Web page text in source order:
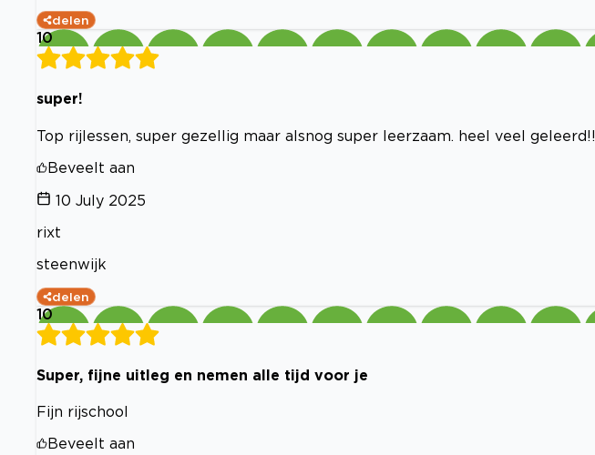
delen
10
super!
Top rijlessen, super gezellig maar alsnog super leerzaam. heel veel geleerd!!
Beveelt aan
10 July 2025
rixt
steenwijk
delen
10
Super, fijne uitleg en nemen alle tijd voor je
Fijn rijschool
Beveelt aan